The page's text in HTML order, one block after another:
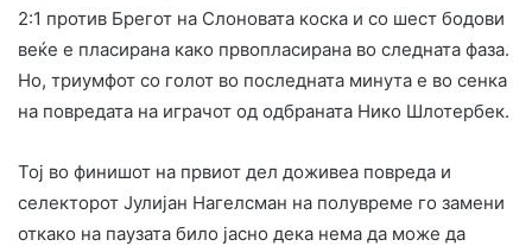
2:1 против Брегот на Слоновата коска и со шест бодови
веќе е пласирана како првопласирана во следната фаза.
Но, триумфот со голот во последната минута е во сенка
на повредата на играчот од одбраната Нико Шлотербек.
Тој во финишот на првиот дел доживеа повреда и
селекторот Јулијан Нагелсман на полувреме го замени
откако на паузата било јасно дека нема да може да